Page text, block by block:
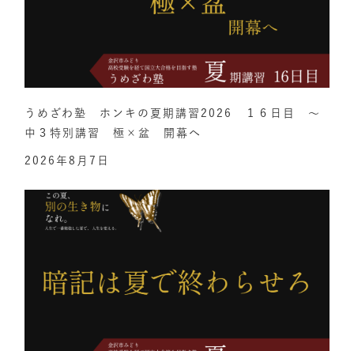
うめざわ塾 ホンキの夏期講習2026 １６日目 ～
中３特別講習 極×盆 開幕へ
2026年8月7日